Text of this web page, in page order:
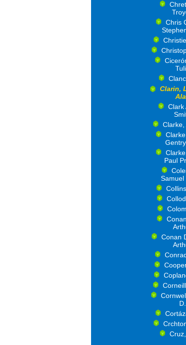
Chris
Clarin,
Clark
Clarke,
Paul
Samuel
Conan
D.